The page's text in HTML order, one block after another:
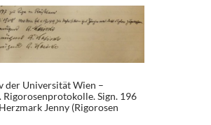
Universität Wien –
Sign. 196
Jenny (Rigorosen